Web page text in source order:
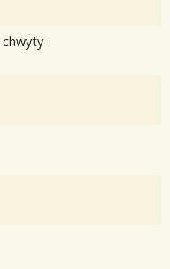
chwyty